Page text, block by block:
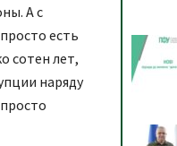
А с
есть
сотен лет,
наряду